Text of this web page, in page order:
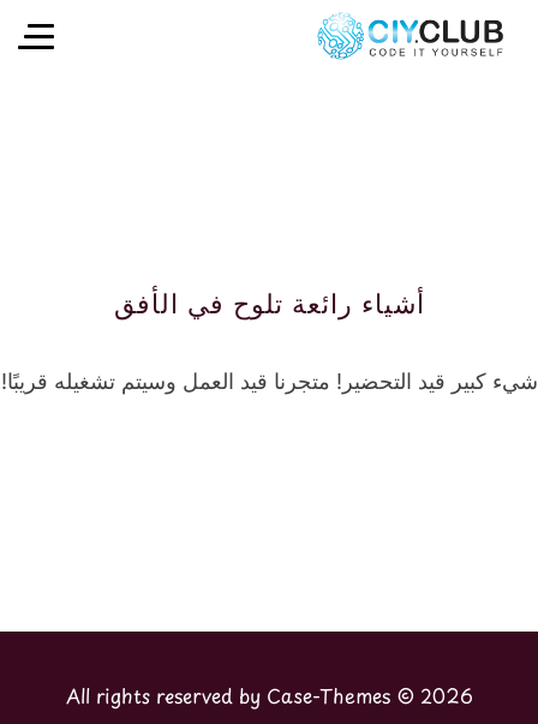
أشياء رائعة تلوح في الأفق
شيء كبير قيد التحضير! متجرنا قيد العمل وسيتم تشغيله قريبًا!
2026 © All rights reserved by
Case-Themes